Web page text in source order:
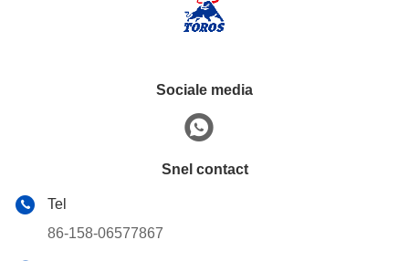
Sociale media
Snel contact
Tel
86-158-06577867